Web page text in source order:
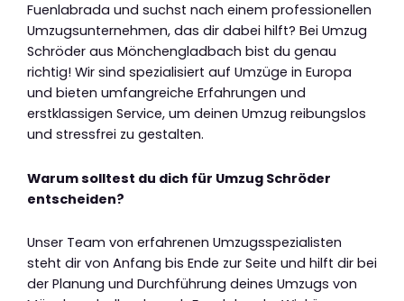
Fuenlabrada und suchst nach einem professionellen
Umzugsunternehmen, das dir dabei hilft? Bei Umzug
Schröder aus Mönchengladbach bist du genau
richtig! Wir sind spezialisiert auf Umzüge in Europa
und bieten umfangreiche Erfahrungen und
erstklassigen Service, um deinen Umzug reibungslos
und stressfrei zu gestalten.
Warum solltest du dich für Umzug Schröder
entscheiden?
Unser Team von erfahrenen Umzugsspezialisten
steht dir von Anfang bis Ende zur Seite und hilft dir bei
der Planung und Durchführung deines Umzugs von